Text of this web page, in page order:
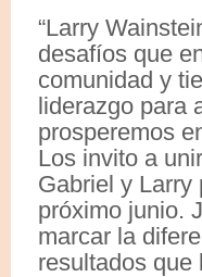
“Larry
desafíos que
comunidad y
liderazgo para
prosperemos
Los invito a
Gabriel y Larry
próximo junio.
marcar la
resultados que